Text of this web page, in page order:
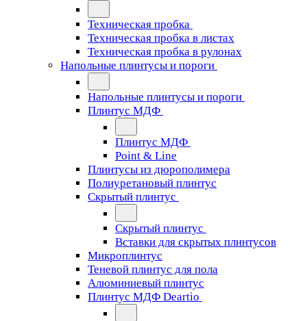
Техническая пробка
Техническая пробка в листах
Техническая пробка в рулонах
Напольные плинтусы и пороги
Напольные плинтусы и пороги
Плинтус МДФ
Плинтус МДФ
Point & Line
Плинтусы из дюрополимера
Полиуретановый плинтус
Скрытый плинтус
Скрытый плинтус
Вставки для скрытых плинтусов
Микроплинтус
Теневой плинтус для пола
Алюминиевый плинтус
Плинтус МДФ Deartio